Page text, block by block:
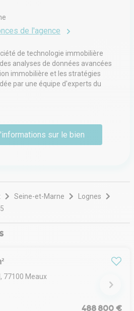
de l'agence
de technologie immobilière
analyses de données avancées
immobilière et les stratégies
par une équipe d'experts du
via des outils et des
du marché immobilier, la
aux gestionnaires
de prendre des décisions
sur le bien
Seine-et-Marne
Lognes
77100 Meaux
488 800 €